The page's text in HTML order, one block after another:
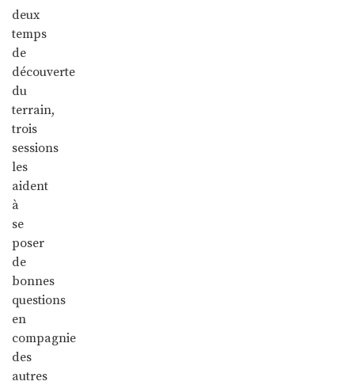
deux
temps
de
découverte
du
terrain,
trois
sessions
les
aident
à
se
poser
de
bonnes
questions
en
compagnie
des
autres